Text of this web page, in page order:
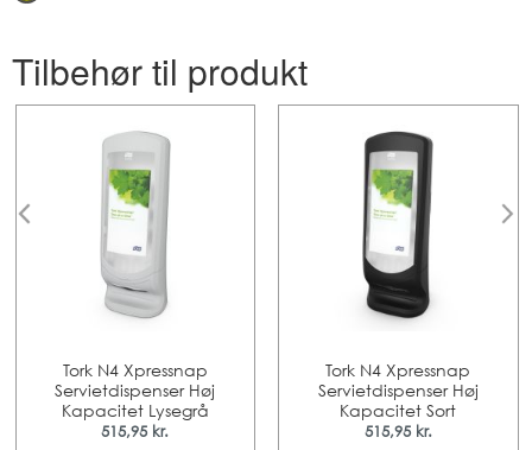
Tilbehør til produkt
Tork N4 Xpressnap
Servietdispenser Høj
Kapacitet Lysegrå
515,95 kr.
Tork N4 Xpressnap
Servietdispenser Høj
Kapacitet Sort
515,95 kr.